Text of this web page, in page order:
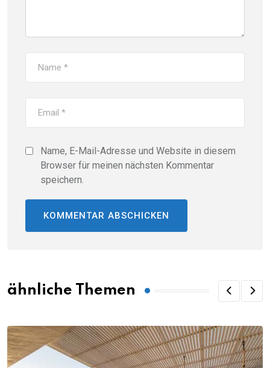
Name, E-Mail-Adresse und Website in diesem
Browser für meinen nächsten Kommentar
speichern.
ähnliche Themen